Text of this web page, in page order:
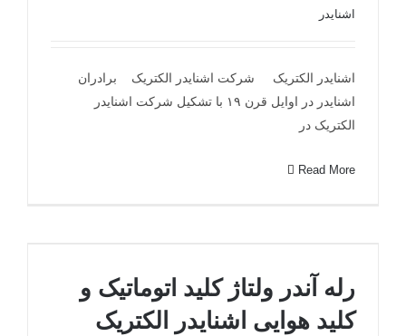
تاریخچه اشنایدر الکتریک
اشنایدر
اشنایدر الکتریک شرکت اشنایدر الکتریک برادران
اشنایدر در اوایل قرن ۱۹ با تشکیل شرکت اشنایدر
الکتریک در
Read More
الکتریک
رله آندر ولتاژ کلید اتوماتیک و
کلید هوایی اشنایدر الکتریک